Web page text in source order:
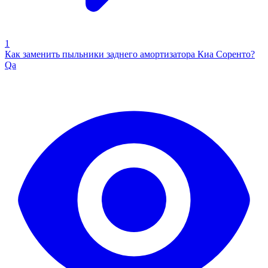
1
Как заменить пыльники заднего амортизатора Киа Соренто?
Qa